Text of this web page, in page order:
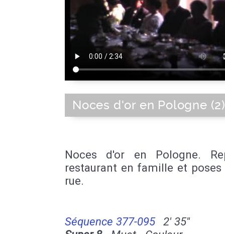
Noces d'or en Pologne (2)
Noces d'or en Pologne.
restaurant en famille et poses
rue.
Séquence 377-095
2' 35''